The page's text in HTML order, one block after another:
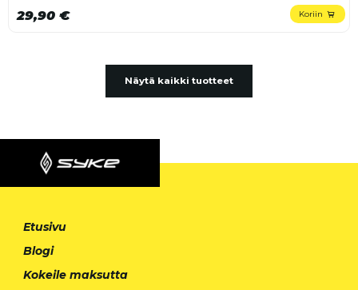
29,90 € Koriin
Näytä kaikki tuotteet
Etusivu
Blogi
Kokeile maksutta